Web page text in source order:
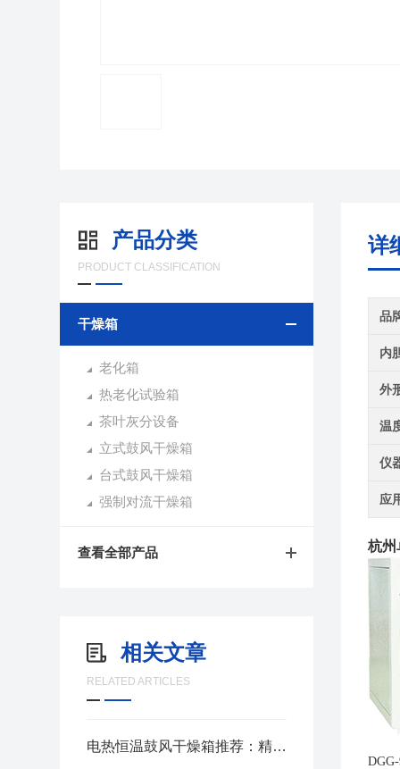
产品分类
PRODUCT CLASSIFICATION
干燥箱
老化箱
热老化试验箱
茶叶灰分设备
立式鼓风干燥箱
台式鼓风干燥箱
强制对流干燥箱
查看全部产品
相关文章
RELATED ARTICLES
电热恒温鼓风干燥箱推荐：精准温控与快速干燥
详
品
内
外
温
仪
应
杭州